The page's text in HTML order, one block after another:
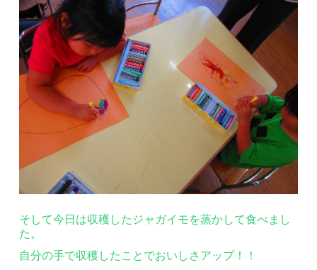
そして今日は収穫したジャガイモを蒸かして食べまし
た。
自分の手で収穫したことでおいしさアップ！！